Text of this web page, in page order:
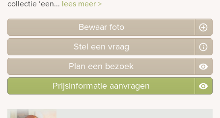
collectie ‘een... lees meer >
Bewaar foto
Stel een vraag
Plan een bezoek
Prijsinformatie aanvragen